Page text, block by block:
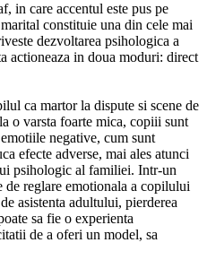
in care accentul este pus pe
constituie una din cele mai
dezvoltarea psihologica a
actioneaza in doua moduri: direct
ca martor la dispute si scene de
o varsta foarte mica, copiii sunt
negative, cum sunt
efecte adverse, mai ales atunci
psihologic al familiei. Intr-un
de reglare emotionala a copilului
asistenta adultului, pierderea
sa fie o experienta
de a oferi un model, sa